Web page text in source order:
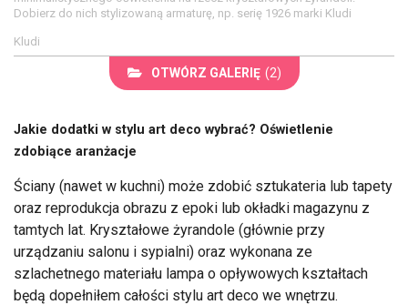
Dobierz do nich stylizowaną armaturę, np. serię 1926 marki Kludi
Kludi
OTWÓRZ GALERIĘ (2)
Jakie dodatki w stylu art deco wybrać? Oświetlenie
zdobiące aranżacje
Ściany (nawet w kuchni) może zdobić sztukateria lub tapety
oraz reprodukcja obrazu z epoki lub okładki magazynu z
tamtych lat. Kryształowe żyrandole (głównie przy
urządzaniu salonu i sypialni) oraz wykonana ze
szlachetnego materiału lampa o opływowych kształtach
będą dopełniłem całości stylu art deco we wnętrzu.